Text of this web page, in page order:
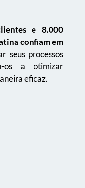
e 8.000
confiam em
seus processos
os a otimizar
eficaz.